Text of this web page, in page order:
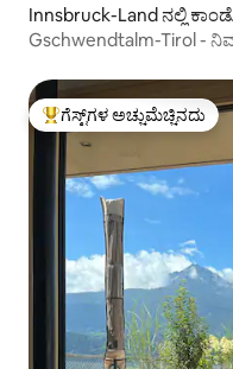
Innsbruck-Land ನಲ್ಲಿ
Gschwendtalm-Tirol -
ಗೆಸ್ಟ್‌ಗಳಿಗೆ ಅತಿ ಹೆಚ್ಚು
ಗೆಸ್ಟ್‌ಗಳ ಅಚ್ಚುಮೆಚ್ಚಿನದು